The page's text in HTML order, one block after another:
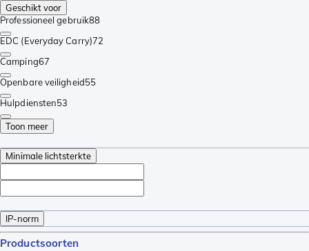
Geschikt voor
Professioneel gebruik88
EDC (Everyday Carry)72
Camping67
Openbare veiligheid55
Hulpdiensten53
Toon meer
Minimale lichtsterkte
IP-norm
Productsoorten